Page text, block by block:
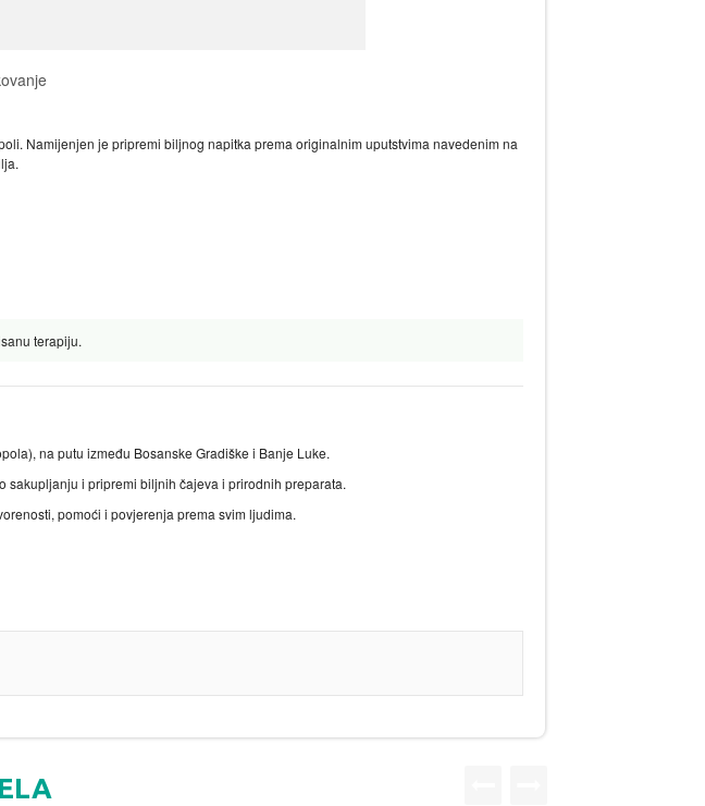
Namijenjen je pripremi biljnog napitka prema originalnim uputstvima navedenim na
terapiju.
na putu između Bosanske Gradiške i Banje Luke.
sakupljanju i pripremi biljnih čajeva i prirodnih preparata.
pomoći i povjerenja prema svim ljudima.